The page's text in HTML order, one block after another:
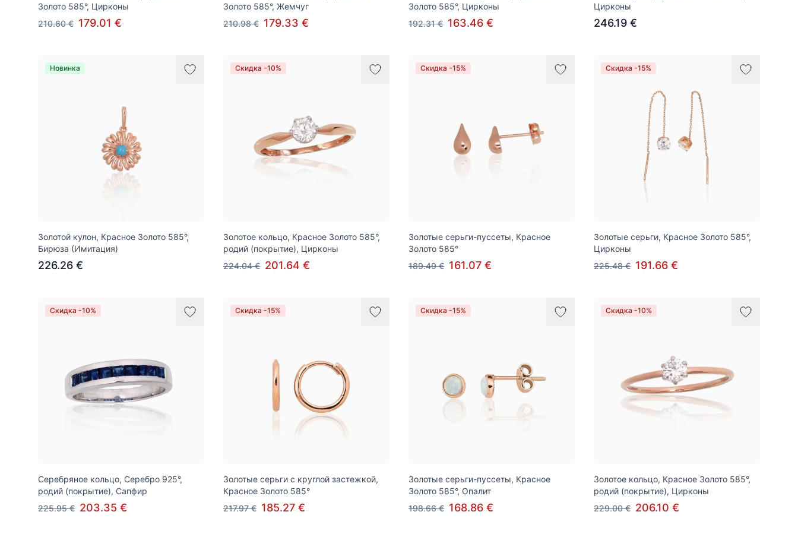
Золото 585°, Цирконы
210.60 € 179.01 €
Золото 585°, Жемчуг
210.98 € 179.33 €
Золото 585°, Цирконы
192.31 € 163.46 €
Цирконы
246.19 €
Новинка
Золотой кулон, Красное Золото 585°,
Бирюза (Имитация)
226.26 €
Скидка -10%
Золотое кольцо, Красное Золото 585°,
родий (покрытие), Цирконы
224.04 € 201.64 €
Скидка -15%
Золотые серьги-пуссеты, Красное
Золото 585°
189.49 € 161.07 €
Скидка -15%
Золотые серьги, Красное Золото 585°,
Цирконы
225.48 € 191.66 €
Скидка -10%
Серебряное кольцо, Серебро 925°,
родий (покрытие), Сапфир
225.95 € 203.35 €
Скидка -15%
Золотые серьги с круглой застежкой,
Красное Золото 585°
217.97 € 185.27 €
Скидка -15%
Золотые серьги-пуссеты, Красное
Золото 585°, Опалит
198.66 € 168.86 €
Скидка -10%
Золотое кольцо, Красное Золото 585°,
родий (покрытие), Цирконы
229.00 € 206.10 €